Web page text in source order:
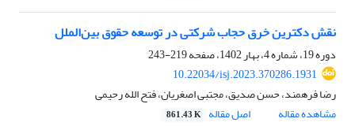
نقش دکترین خرق حجاب شرکتی در توسعه حقوق بین‌الملل
دوره 19، شماره 4، بهار 1402، صفحه
219-243
10.22034/isj.2023.370286.1931
رضا فرهمند، حسن صدیق، مجتبی اصغریان، فتح الله رحیمی
مشاهده مقاله
اصل مقاله 861.43 K